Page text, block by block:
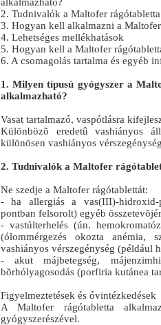
2. Tudnivalók a Maltofer
3. Hogyan kell alkalmazni a
4. Lehetséges mellékhatások
5. Hogyan kell a Maltofer
6. A csomagolás tartalma és egyéb
1. Milyen típusú gyógyszer a
alkalmazható?
Vasat tartalmazó, vaspótlásra
Különbözõ eredetû vashiányos
különösen vashiányos
2. Tudnivalók a Maltofer
Ne szedje a Maltofer rágótablettát:
- ha allergiás a vas(III)-
pontban felsorolt) egyéb
- vastúlterhelés (ún.
(ólommérgezés okozta anémia,
vashiányos vérszegénység (például
- akut májbetegség,
bõrhólyagosodás (porfiria kutánea
Figyelmeztetések és óvintézkedések
A Maltofer rágótabletta
gyógyszerészével.